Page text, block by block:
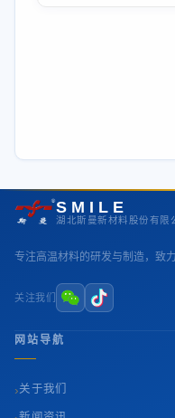
SMILE
湖北斯曼新材料股份有限
专注高温材料的研发与制造，致
关注我们
网站导航
›关于我们